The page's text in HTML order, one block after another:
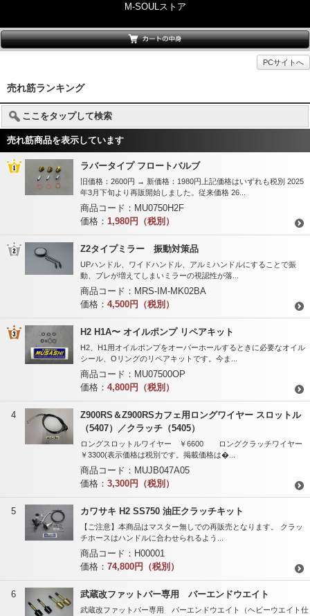
M-SOULストア
PCサイトへ
売れ筋ランキング
ここをタップして検索
売れ筋商品を表示しています
ラバータイプ フロートバルブ
旧価格：2600円 → 新価格：1980円上記価格はいずれも税別 2025
年3月下旬より再販開始しました。従来価格 26...
商品コード： MU0750H2F
価格： 1,980円（税別）
Z2タイプミラー 振動対策品
UPハンドル、ワイドハンドル、アルミハンドルにすることで振
動、ブレが増えてしまいミラーの視認性が落...
商品コード： MRS-IM-MK02BA
価格： 4,500円（税別）
H2 H1A〜 オイルポンプ リペアキット
H2、H1用オイルポンプをオーバーホールするときに必要なオイル
シール、Oリングのリペアキットです。今ま...
商品コード： MU07500OP
価格： 4,800円（税別）
4
Z900RS＆Z900RSカフェ用ロングワイヤー スロットル
（5407）／クラッチ（5405）
ロングスロットルワイヤー ￥6600 ロングクラッチワイヤー
￥3300(表示価格は税別です。掲載価格は�...
商品コード： MUJB047A05
価格： 3,300円（税別）
5 カワサキ H2 SS750 油圧クラッチキット
【ご注意】本商品はマスター無しでの再販売となります。 クラッ
チホースはハンドルに合わせられるよう...
商品コード： H00001
価格： 74,800円（税別）
6 武蔵改ファットバー専用 バーエンドウエイト
武蔵改ファットバー専用 バーエンドウエイト（ヘビーウエイト仕